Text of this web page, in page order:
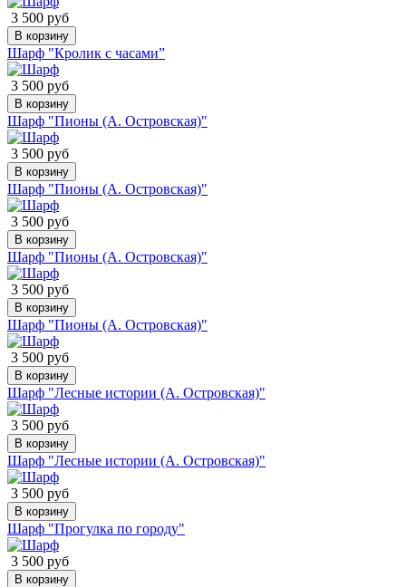
3 500 руб
В корзину
Шарф "Кролик с часами”
3 500 руб
В корзину
Шарф "Пионы (А. Островская)"
3 500 руб
В корзину
Шарф "Пионы (А. Островская)"
3 500 руб
В корзину
Шарф "Пионы (А. Островская)"
3 500 руб
В корзину
Шарф "Пионы (А. Островская)"
3 500 руб
В корзину
Шарф "Лесные истории (А. Островская)"
3 500 руб
В корзину
Шарф "Лесные истории (А. Островская)"
3 500 руб
В корзину
Шарф "Прогулка по городу"
3 500 руб
В корзину